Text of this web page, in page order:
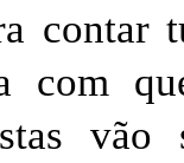
contar
com
vão